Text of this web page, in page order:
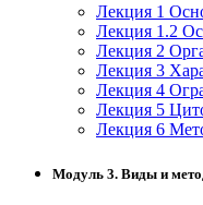
Лекция 1
Лекция 1.2
Лекция 2
Лекция 3
Лекция 4
Лекция 5
Лекция 6
Модуль 3. Виды и